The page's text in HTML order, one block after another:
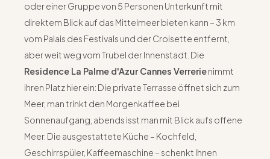
oder einer Gruppe von 5 Personen Unterkunft mit
direktem Blick auf das Mittelmeer bieten kann – 3 km
vom Palais des Festivals und der Croisette entfernt,
aber weit weg vom Trubel der Innenstadt. Die
Residence La Palme d'Azur Cannes Verrerienimmt
ihren Platz hier ein: Die private Terrasse öffnet sich zum
Meer, man trinkt den Morgenkaffee bei
Sonnenaufgang, abends isst man mit Blick aufs offene
Meer. Die ausgestattete Küche – Kochfeld,
Geschirrspüler, Kaffeemaschine – schenkt Ihnen